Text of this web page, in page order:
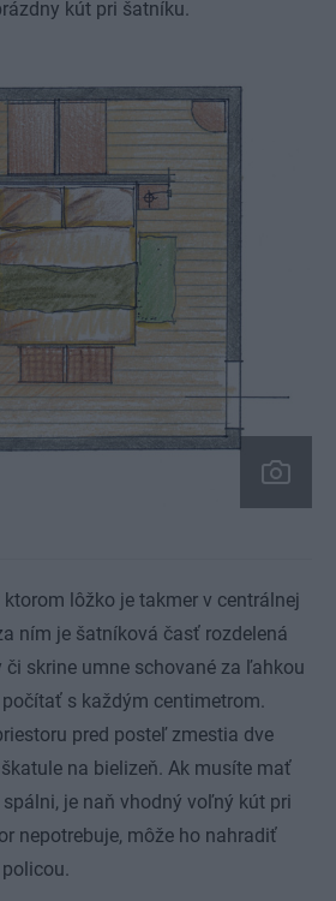
kút pri šatníku.
ktorom lôžko je takmer v centrálnej
ním je šatníková časť rozdelená
skrine umne schované za ľahkou
s každým centimetrom.
pred posteľ zmestia dve
na bielizeň. Ak musíte mať
je naň vhodný voľný kút pri
nepotrebuje, môže ho nahradiť